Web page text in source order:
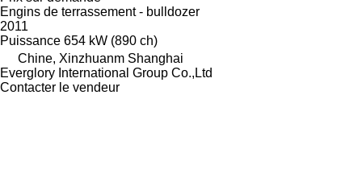
Engins de terrassement - bulldozer
2011
Puissance 654 kW (890 ch)
Chine, Xinzhuanm Shanghai
Everglory International Group Co.,Ltd
Contacter le vendeur